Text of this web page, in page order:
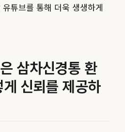
튜브를 통해 더욱 생생하게
삼차신경통 환
신뢰를 제공하